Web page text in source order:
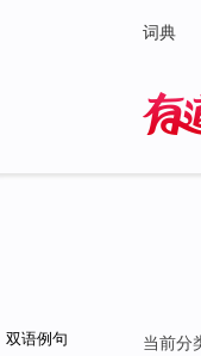
词典
双语例句 当前分